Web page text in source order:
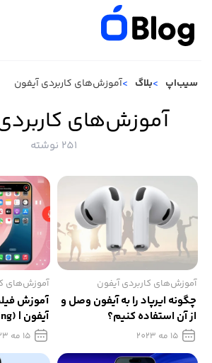
سیب‌اپ بلاگ آموزش‌های کاربردی آیفون
آموزش‌های
251 نوشته
آموزش‌های کاربردی آیفون
چگونه ایرپاد را به آیفون وصل و
از آن استفاده کنیم؟
15 مه 2023
آموزش‌های
آموزش
آیفون | (Screen Recording)
15 مه 2023